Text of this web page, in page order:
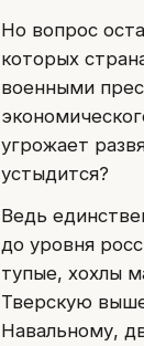
Но вопрос
которых
военными
угрожает
устыдится?
Ведь
до уровня
тупые, хохлы
Тверскую
Навальному,